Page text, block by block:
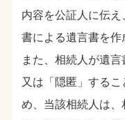
内容を公証人に伝
書による遺言書を作
また、相続人が遺言
又は「隠匿」する
め、当該相続人は